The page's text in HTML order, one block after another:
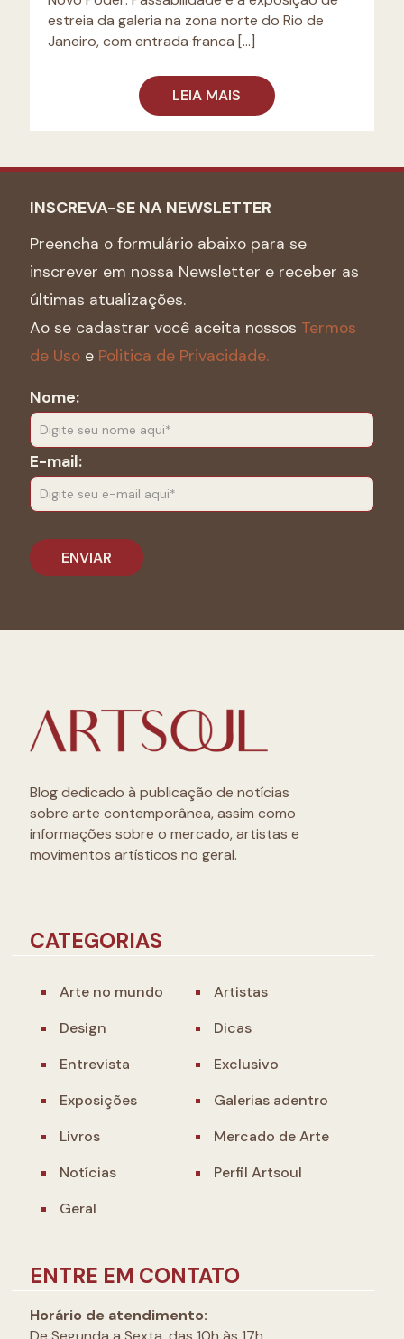
estreia da galeria na zona norte do Rio de
Janeiro, com entrada franca […]
LEIA MAIS
INSCREVA-SE NA NEWSLETTER
Preencha o formulário abaixo para se
inscrever em nossa Newsletter e receber as
últimas atualizações.
Ao se cadastrar você aceita nossos Termos
de Uso e Politica de Privacidade.
Nome:
E-mail:
Blog dedicado à publicação de notícias
sobre arte contemporânea, assim como
informações sobre o mercado, artistas e
movimentos artísticos no geral.
CATEGORIAS
Arte no mundo
Artistas
Design
Dicas
Entrevista
Exclusivo
Exposições
Galerias adentro
Livros
Mercado de Arte
Notícias
Perfil Artsoul
Geral
ENTRE EM CONTATO
Horário de atendimento: